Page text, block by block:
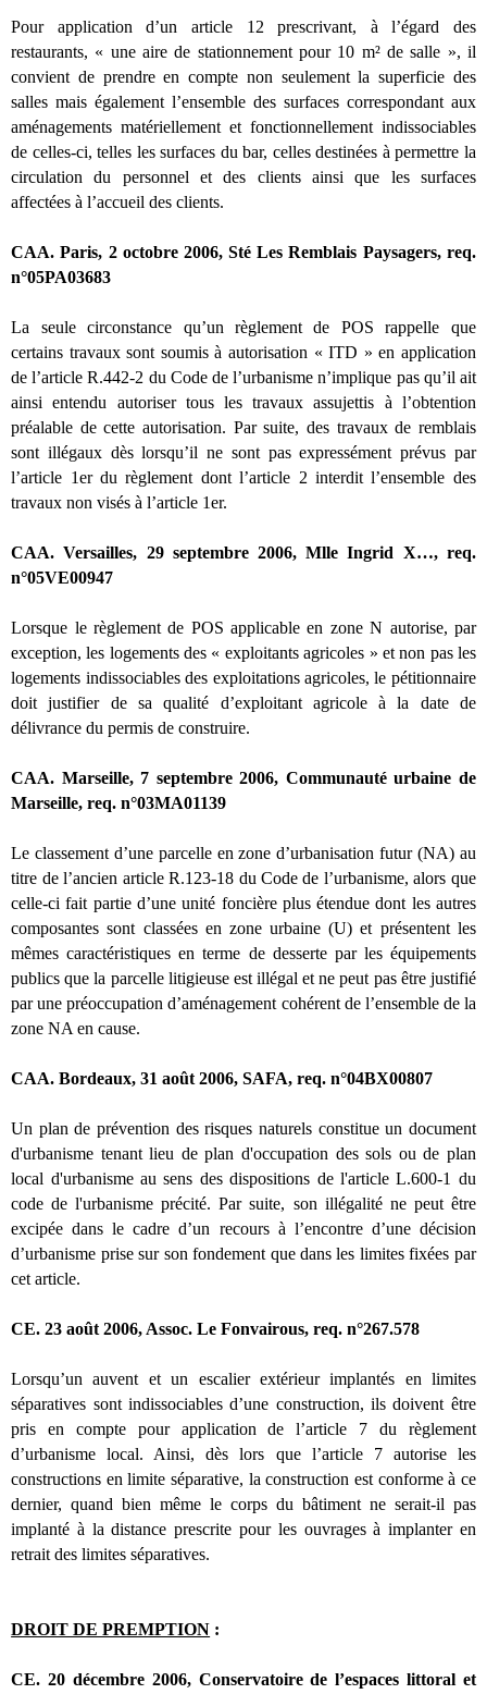
Pour application d’un article 12 prescrivant, à l’égard des
restaurants, « une aire de stationnement pour 10 m² de salle », il
convient de prendre en compte non seulement la superficie des
salles mais également l’ensemble des surfaces correspondant aux
aménagements matériellement et fonctionnellement indissociables
de celles-ci, telles les surfaces du bar, celles destinées à permettre la
circulation du personnel et des clients ainsi que les surfaces
affectées à l’accueil des clients.
CAA. Paris, 2 octobre 2006, Sté Les Remblais Paysagers, req.
n°05PA03683
La seule circonstance qu’un règlement de POS rappelle que
certains travaux sont soumis à autorisation « ITD » en application
de l’article R.442-2 du Code de l’urbanisme n’implique pas qu’il ait
ainsi entendu autoriser tous les travaux assujettis à l’obtention
préalable de cette autorisation. Par suite, des travaux de remblais
sont illégaux dès lorsqu’il ne sont pas expressément prévus par
l’article 1er du règlement dont l’article 2 interdit l’ensemble des
travaux non visés à l’article 1er.
CAA. Versailles, 29 septembre 2006, Mlle Ingrid X…, req.
n°05VE00947
Lorsque le règlement de POS applicable en zone N autorise, par
exception, les logements des « exploitants agricoles » et non pas les
logements indissociables des exploitations agricoles, le pétitionnaire
doit justifier de sa qualité d’exploitant agricole à la date de
délivrance du permis de construire.
CAA. Marseille, 7 septembre 2006, Communauté urbaine de
Marseille, req. n°03MA01139
Le classement d’une parcelle en zone d’urbanisation futur (NA) au
titre de l’ancien article R.123-18 du Code de l’urbanisme, alors que
celle-ci fait partie d’une unité foncière plus étendue dont les autres
composantes sont classées en zone urbaine (U) et présentent les
mêmes caractéristiques en terme de desserte par les équipements
publics que la parcelle litigieuse est illégal et ne peut pas être justifié
par une préoccupation d’aménagement cohérent de l’ensemble de la
zone NA en cause.
CAA. Bordeaux, 31 août 2006, SAFA, req. n°04BX00807
Un plan de prévention des risques naturels constitue un document
d'urbanisme tenant lieu de plan d'occupation des sols ou de plan
local d'urbanisme au sens des dispositions de l'article L.600-1 du
code de l'urbanisme précité. Par suite, son illégalité ne peut être
excipée dans le cadre d’un recours à l’encontre d’une décision
d’urbanisme prise sur son fondement que dans les limites fixées par
cet article.
CE. 23 août 2006, Assoc. Le Fonvairous, req. n°267.578
Lorsqu’un auvent et un escalier extérieur implantés en limites
séparatives sont indissociables d’une construction, ils doivent être
pris en compte pour application de l’article 7 du règlement
d’urbanisme local. Ainsi, dès lors que l’article 7 autorise les
constructions en limite séparative, la construction est conforme à ce
dernier, quand bien même le corps du bâtiment ne serait-il pas
implanté à la distance prescrite pour les ouvrages à implanter en
retrait des limites séparatives.
DROIT DE PREMPTION :
CE. 20 décembre 2006, Conservatoire de l’espaces littoral et